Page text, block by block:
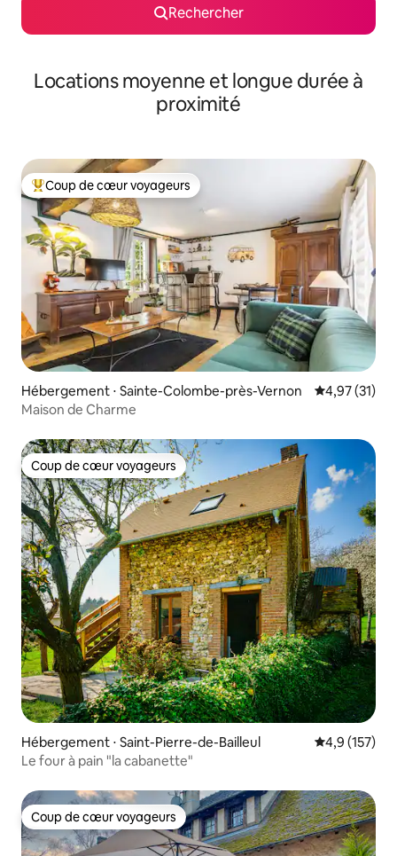
Rechercher
Locations moyenne et longue durée à
proximité
Coups de cœur voyageurs les plus appréciés
Coup de cœur voyageurs
Hébergement ⋅ Sainte-Colombe-près-Vernon Évaluation
4,97 (31)
Maison de Charme
Coup de cœur voyageurs
Coup de cœur voyageurs
Hébergement ⋅ Saint-Pierre-de-Bailleul Évaluation
4,9 (157)
Le four à pain "la cabanette"
Coup de cœur voyageurs
Coup de cœur voyageurs